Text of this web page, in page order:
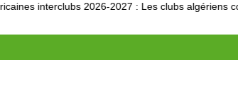
2026-2027 : Les clubs algériens connaissent